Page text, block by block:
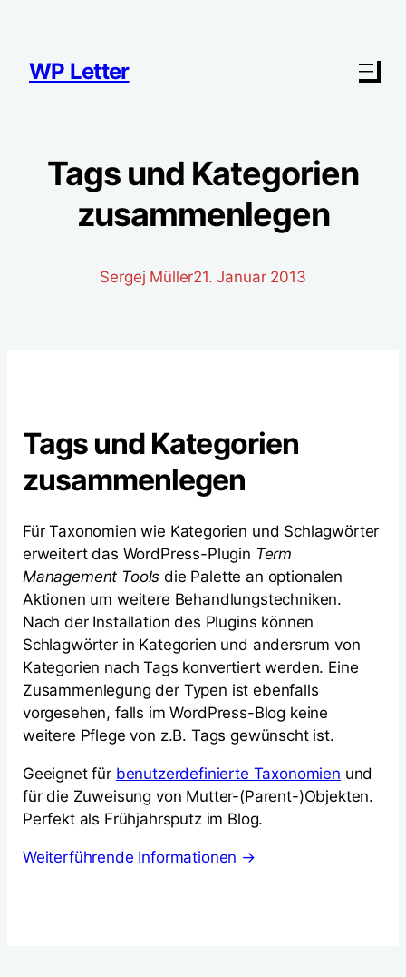
springen
WP Letter
Tags und Kategorien
zusammenlegen
Sergej Müller21. Januar 2013
Tags und Kategorien
zusammenlegen
Für Taxonomien wie Kategorien und Schlagwörter
erweitert das WordPress-Plugin Term
Management Tools die Palette an optionalen
Aktionen um weitere Behandlungstechniken.
Nach der Installation des Plugins können
Schlagwörter in Kategorien und andersrum von
Kategorien nach Tags konvertiert werden. Eine
Zusammenlegung der Typen ist ebenfalls
vorgesehen, falls im WordPress-Blog keine
weitere Pflege von z.B. Tags gewünscht ist.
Geeignet für benutzerdefinierte Taxonomien und
für die Zuweisung von Mutter-(Parent-)Objekten.
Perfekt als Frühjahrsputz im Blog.
Weiterführende Informationen →